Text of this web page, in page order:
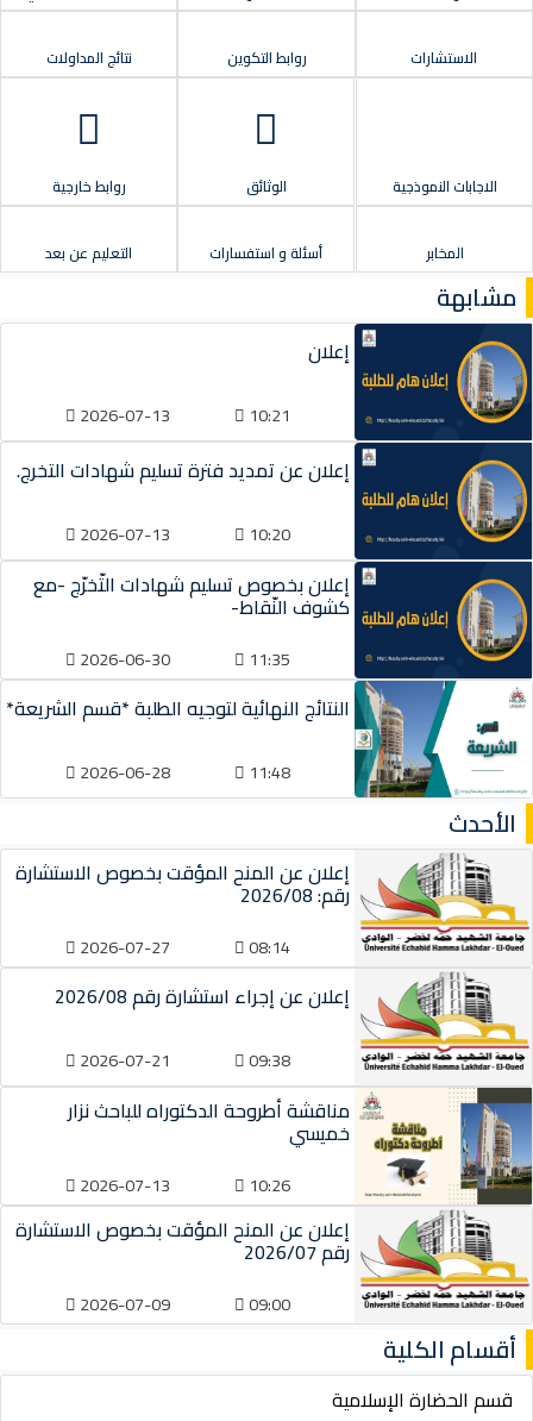
نتائج المداولات
أسئلة و استفسارات التعليم عن بعد
10:21
2026-07-13
إعلان عن تمديد فترة تسليم شهادات التخرج.
10:20
2026-07-13
إعلان بخصوص تسليم شهادات التّخرّج -مع
كشوف النّقاط-
11:35
2026-06-30
النتائج النهائية لتوجيه الطلبة *قسم الشريعة*
11:48
2026-06-28
إعلان عن المنح المؤقت بخصوص الاستشارة
رقم: 2026/08
08:14
2026-07-27
إعلان عن إجراء استشارة رقم 2026/08
09:38
2026-07-21
مناقشة أطروحة الدكتوراه للباحث نزار
خميسي
10:26
2026-07-13
إعلان عن المنح المؤقت بخصوص الاستشارة
رقم 2026/07
09:00
2026-07-09
الإسلامية